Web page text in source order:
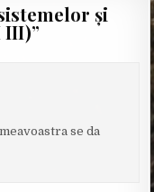
și
III)”
se da